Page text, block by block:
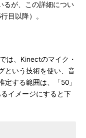
るが、この詳細につい
目以降）。
は、Kinectのマイク・
という技術を使い、音
する範囲は、「50」
イメージにすると下